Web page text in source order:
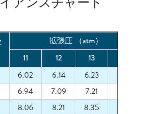
拡張圧 （atm）
11
12 13
6.02 6.14 6.23
6.94 7.09 7.21
8.06 8.21 8.35